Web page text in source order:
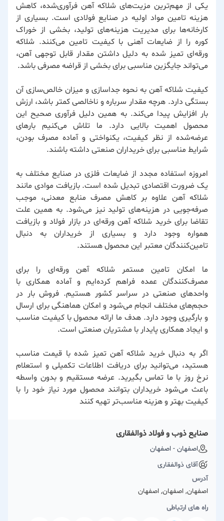
یکی از مهم‌ترین مزیت‌های شلاکه آهن فرآوری‌شده، کاهش
هزینه تامین مواد اولیه در صنایع فولادی است. بسیاری از
کارخانه‌ها برای مدیریت هزینه‌های تولید، بخشی از خوراک
کوره را از ضایعات آهنی با کیفیت تامین می‌کنند. شلاکه
ورقه‌ای تمیز شده به دلیل داشتن مقدار قابل توجهی آهن،
می‌تواند جایگزین مناسبی برای بخشی از قراضه مصرفی باشد.
کیفیت شلاکه آهن به نحوه جداسازی و میزان خالص‌سازی آن
بستگی دارد. هرچه مقدار سرباره و ناخالصی کمتر باشد، ارزش
بار افزایش پیدا می‌کند. به همین دلیل فرآوری صحیح این
محصول اهمیت بالایی دارد. ما تلاش می‌کنیم بارهای
عرضه‌شده از نظر کیفیت، یکنواختی و آماده مصرف بودن،
شرایط مناسبی برای خریداران صنعتی داشته باشند.
امروزه استفاده مجدد از ضایعات فلزی در صنایع مختلف به
یک ضرورت اقتصادی تبدیل شده است. بازیافت موادی مانند
شلاکه آهن علاوه بر کاهش مصرف منابع معدنی، موجب
صرفه‌جویی در هزینه‌های تولید نیز می‌شود. به همین علت
تقاضا برای خرید شلاکه آهن ورقه‌ای در بازار فولاد و بازیافت
همواره وجود دارد و بسیاری از خریداران به دنبال
تامین‌کنندگان معتبر این محصول هستند.
ما امکان تامین مستمر شلاکه آهن ورقه‌ای را برای
مصرف‌کنندگان عمده فراهم کرده‌ایم و آماده همکاری با
واحدهای صنعتی در سراسر کشور هستیم. فروش بار در
حجم‌های مختلف انجام می‌شود و امکان هماهنگی برای ارسال
و بارگیری وجود دارد. هدف ما ارائه محصول با کیفیت مناسب
و ایجاد همکاری پایدار با مشتریان صنعتی است.
اگر به دنبال خرید شلاکه آهن تمیز شده با قیمت مناسب
هستید، می‌توانید برای دریافت اطلاعات تکمیلی و استعلام
نرخ روز با ما تماس بگیرید. عرضه مستقیم و بدون واسطه
باعث می‌شود خریداران بتوانند محصول مورد نیاز خود را با
کیفیت بهتر و هزینه مناسب‌تر تهیه کنند
صنایع ذوب و فولاد ذوالفقاری
اصفهان - اصفهان
آقای ذوالفقاری
آدرس
اصفهان, اصفهان, اصفهان
راه های ارتباطی